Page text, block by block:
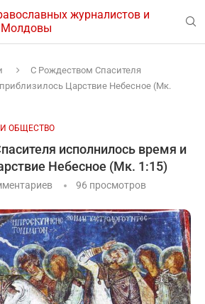
журналистов и
Молдовы
С Рождеством Спасителя
Царствие Небесное (Мк.
ОБЩЕСТВО
исполнилось время и
Небесное (Мк. 1:15)
96 просмотров